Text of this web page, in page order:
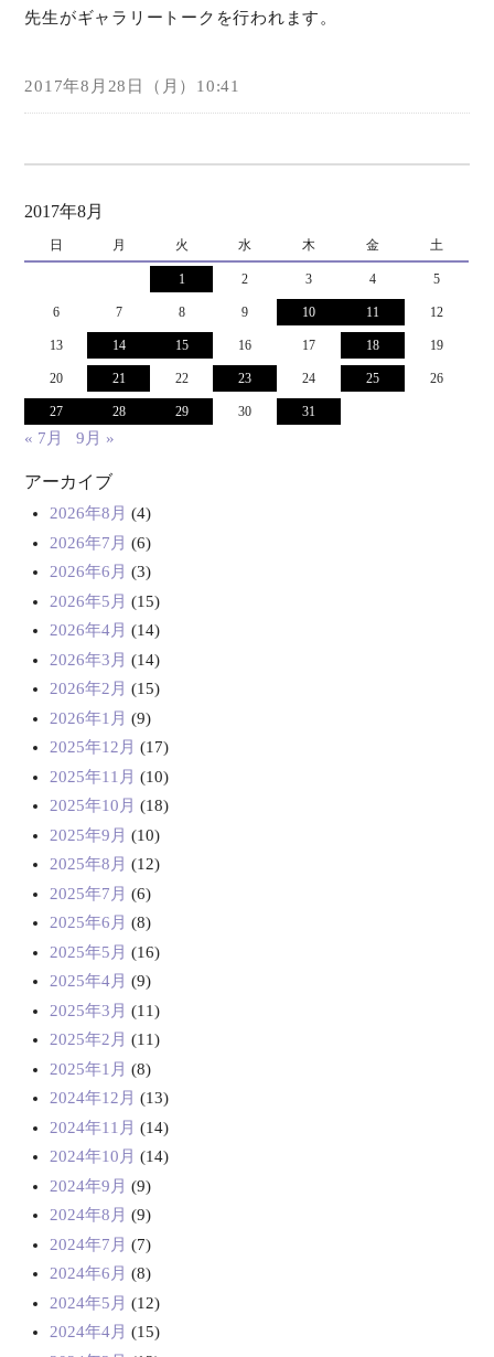
先生がギャラリートークを行われます。
2017年8月28日（月）10:41
2017年8月
日 月 火 水 木 金 土
1 2 3 4 5
6 7 8 9 10 11 12
13 14 15 16 17 18 19
20 21 22 23 24 25 26
27 28 29 30 31
« 7月 9月 »
アーカイブ
2026年8月 (4)
2026年7月 (6)
2026年6月 (3)
2026年5月 (15)
2026年4月 (14)
2026年3月 (14)
2026年2月 (15)
2026年1月 (9)
2025年12月 (17)
2025年11月 (10)
2025年10月 (18)
2025年9月 (10)
2025年8月 (12)
2025年7月 (6)
2025年6月 (8)
2025年5月 (16)
2025年4月 (9)
2025年3月 (11)
2025年2月 (11)
2025年1月 (8)
2024年12月 (13)
2024年11月 (14)
2024年10月 (14)
2024年9月 (9)
2024年8月 (9)
2024年7月 (7)
2024年6月 (8)
2024年5月 (12)
2024年4月 (15)